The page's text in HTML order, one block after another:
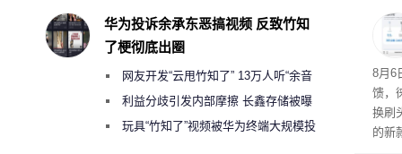
8月6
馈，
换刷
的新
华为投诉余承东恶搞视频 反致竹知
了梗彻底出圈
网友开发“云甩竹知了” 13万人听“余音
绕梁”利益分歧引发内部摩擦 长鑫存储被曝
曾将华为驻场工程师驱逐出研发基地
玩具“竹知了”视频被华为终端大规模投